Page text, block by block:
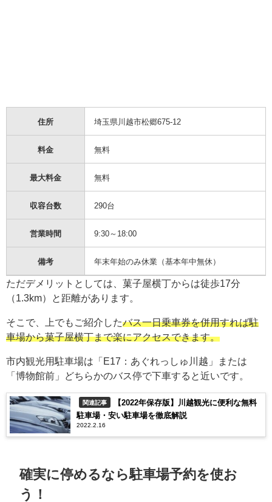
住所 埼玉県川越市松郷675-12
料金 無料
最大料金 無料
収容台数 290台
営業時間 9:30～18:00
備考 年末年始のみ休業（基本年中無休）
ただデメリットとしては、菓子屋横丁からは徒歩17分
（1.3km）と距離があります。
そこで、上でもご紹介したバス一日乗車券を併用すれば駐
車場から菓子屋横丁まで楽にアクセスできます。
市内観光用駐車場は「E17：あぐれっしゅ川越」または
「博物館前」どちらかのバス停で下車すると近いです。
関連記事
【2022年保存版】川越観光に便利な無料
駐車場・安い駐車場を徹底解説
2022.2.16
確実に停めるなら駐車場予約を使お
う！